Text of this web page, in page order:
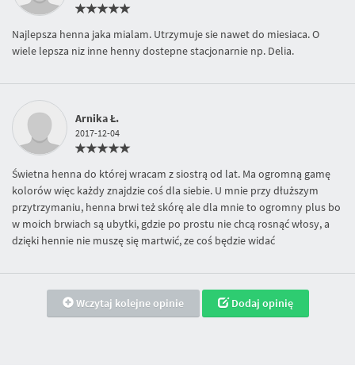
Najlepsza henna jaka mialam. Utrzymuje sie nawet do miesiaca. O
wiele lepsza niz inne henny dostepne stacjonarnie np. Delia.
Arnika Ł.
2017-12-04
Świetna henna do której wracam z siostrą od lat. Ma ogromną gamę
kolorów więc każdy znajdzie coś dla siebie. U mnie przy dłuższym
przytrzymaniu, henna brwi też skórę ale dla mnie to ogromny plus bo
w moich brwiach są ubytki, gdzie po prostu nie chcą rosnąć włosy, a
dzięki hennie nie muszę się martwić, ze coś będzie widać
Wczytaj kolejne opinie Dodaj opinię